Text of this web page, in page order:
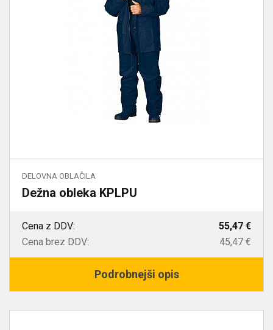
DELOVNA OBLAČILA
Dežna obleka KPLPU
Cena z DDV:
55,47 €
Cena brez DDV:
45,47 €
Podrobnejši opis